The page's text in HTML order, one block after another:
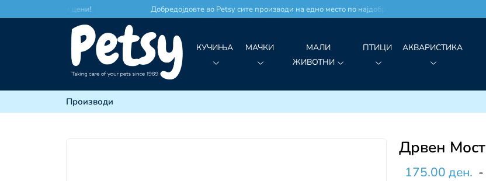
по најдобри цени! Добредојдовте во Petsy сите производи на едно место по најдобри цени!
КУЧИЊА МАЧКИ
МАЛИ
ЖИВОТНИ
ПТИЦИ АКВАРИСТИКА
Производи
Дрвен Мост
175.00 ден. -